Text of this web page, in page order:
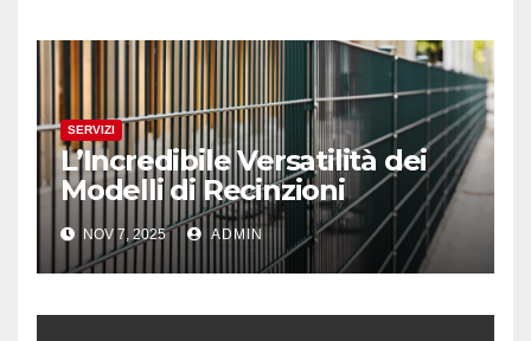
SERVIZI
L’Incredibile Versatilità dei
Modelli di Recinzioni
Modulari: Dal LA01 al LA08
NOV 7, 2025 ADMIN